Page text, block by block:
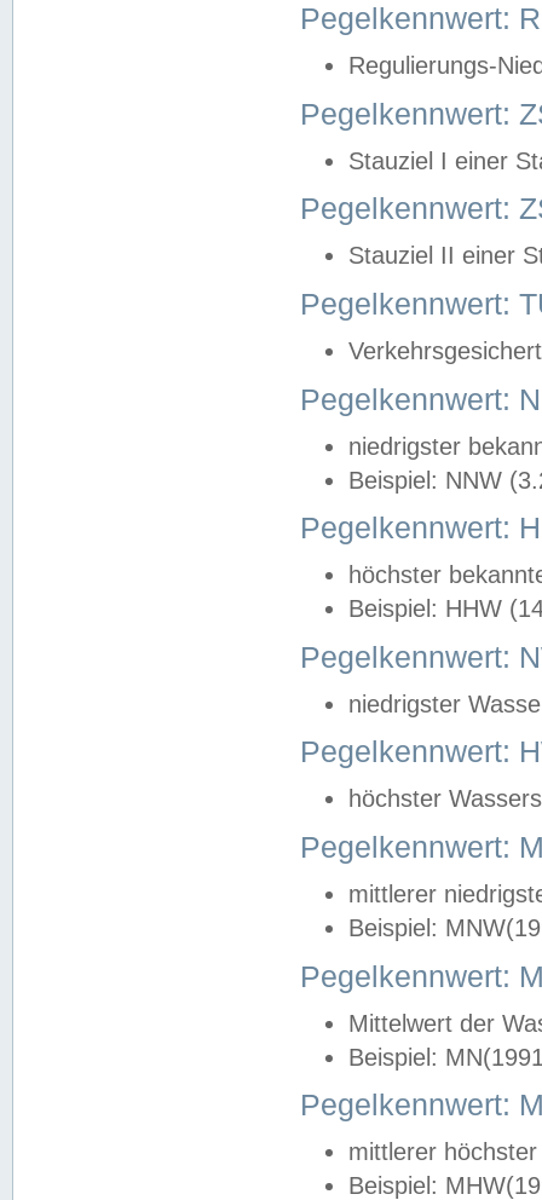
Pegelkennwert:
Regulierungs-
Pegelkennwert:
Stauziel I einer
Pegelkennwert:
Stauziel II einer
Pegelkennwert:
Pegelkennwert:
niedrigster
Beispiel: NNW
Pegelkennwert:
höchster
Beispiel: HHW
Pegelkennwert:
niedrigster
Pegelkennwert:
höchster
Pegelkennwert:
mittlerer
Beispiel:
Pegelkennwert:
Mittelwert der
Beispiel:
Pegelkennwert:
mittlerer
Beispiel: